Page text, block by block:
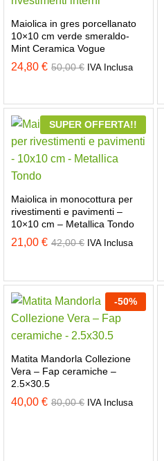
Maiolica in gres porcellanato
10×10 cm verde smeraldo-
Mint Ceramica Vogue
24,80 € 50,00€ IVA Inclusa
SUPER OFFERTA!!
Maiolica in monocottura per
rivestimenti e pavimenti –
10×10 cm – Metallica Tondo
21,00 € 42,00€ IVA Inclusa
-50%
Matita Mandorla Collezione
Vera – Fap ceramiche –
2.5×30.5
40,00 € 80,00€ IVA Inclusa